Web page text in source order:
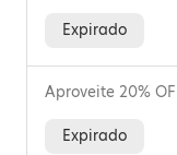
Expirado
Aproveite 20%
Expirado